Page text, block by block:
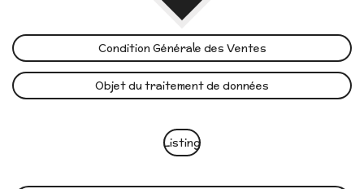
Condition Générale des Ventes
Objet du traitement de données
Listing